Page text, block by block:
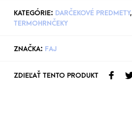
KATEGÓRIE: DARČEKOVÉ PREDMETY,
TERMOHRNČEKY
ZNAČKA: FAJ
ZDIEĽAŤ TENTO PRODUKT